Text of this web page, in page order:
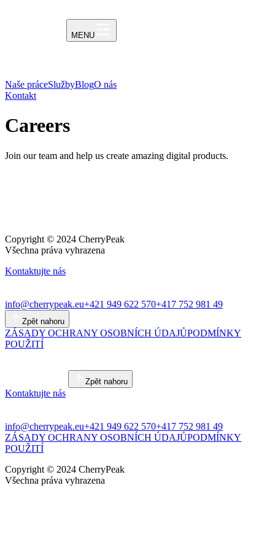
MENU
Naše práceSlužbyBlogO nás
Kontakt
Careers
Join our team and help us create amazing digital products.
Copyright © 2024 CherryPeak
Všechna práva vyhrazena
Kontaktujte nás
info@cherrypeak.eu+421 949 622 570+417 752 981 49
Zpět nahoru
ZÁSADY OCHRANY OSOBNÍCH ÚDAJŮPODMÍNKY
POUŽITÍ
Zpět nahoru
Kontaktujte nás
info@cherrypeak.eu+421 949 622 570+417 752 981 49
ZÁSADY OCHRANY OSOBNÍCH ÚDAJŮPODMÍNKY
POUŽITÍ
Copyright © 2024 CherryPeak
Všechna práva vyhrazena